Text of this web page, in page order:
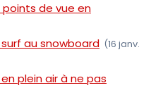
points de vue en
au snowboard (16 janv.
plein air à ne pas